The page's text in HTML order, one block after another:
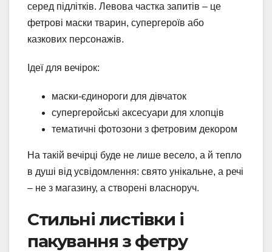
серед підлітків. Левова частка запитів – це
фетрові маски тварин, супергероїв або
казкових персонажів.
Ідеї для вечірок:
маски-єдинороги для дівчаток
супергеройські аксесуари для хлопців
тематичні фотозони з фетровим декором
На такій вечірці буде не лише весело, а й тепло
в душі від усвідомлення: свято унікальне, а речі
– не з магазину, а створені власноруч.
Стильні листівки і
пакування з фетру